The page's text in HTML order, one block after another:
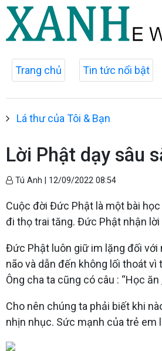
Trang chủ Tin tức nổi bật
Lá thư của Tôi & Bạn
Lời Phật dạy sâu
Tú Anh | 12/09/2022 08:54
Cuộc đời Đức Phật là một bài
đi thọ trai tăng. Đức Phật nhận
Đức Phật luôn giữ im lặng đối với
não và dẫn đến không lối thoát
Ông cha ta cũng có câu : “Học
Cho nên chúng ta phải biết khi
nhịn nhục. Sức mạnh của trẻ em